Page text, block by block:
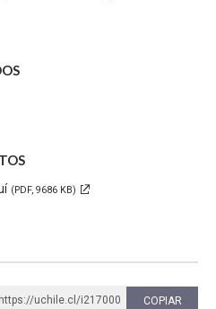
(PDF, 9686 KB)
https://uchile.cl/i217000 COPIAR